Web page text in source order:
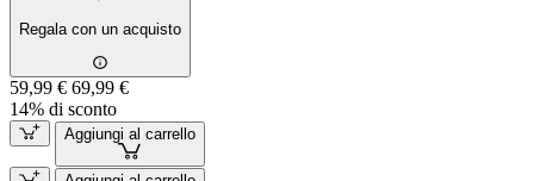
Regala con un acquisto
59,99 € 69,99 €
14% di sconto
Aggiungi al carrello